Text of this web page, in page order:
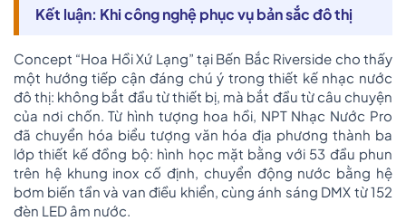
Kết luận: Khi công nghệ phục vụ bản sắc đô thị
Concept “Hoa Hồi Xứ Lạng” tại Bến Bắc Riverside cho thấy
một hướng tiếp cận đáng chú ý trong thiết kế nhạc nước
đô thị: không bắt đầu từ thiết bị, mà bắt đầu từ câu chuyện
của nơi chốn. Từ hình tượng hoa hồi, NPT Nhạc Nước Pro
đã chuyển hóa biểu tượng văn hóa địa phương thành ba
lớp thiết kế đồng bộ: hình học mặt bằng với 53 đầu phun
trên hệ khung inox cố định, chuyển động nước bằng hệ
bơm biến tần và van điều khiển, cùng ánh sáng DMX từ 152
đèn LED âm nước.